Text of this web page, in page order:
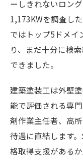
ーしきれないロン
1,173KWを調査し
ではトップ5ドメイ
り、まだ十分に検
できました。
建築塗装工は外壁
能で評価される専
剤作業主任者、高
待遇に直結します
格取得支援がある